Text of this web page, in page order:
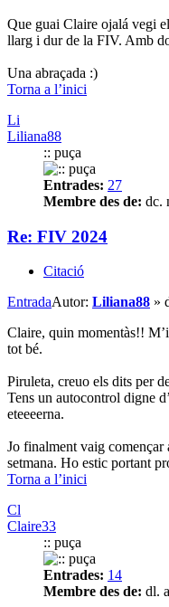
Que guai Claire ojalá vegi
llarg i dur de la FIV. Amb
Una abraçada :)
Torna a l’inici
Li
Liliana88
:: puça
Entrades: 27
Membre des de: dc.
Re: FIV 2024
Citació
EntradaAutor: Liliana88 »
Claire, quin momentàs!!
tot bé.
Piruleta, creuo els dits per
Tens un autocontrol digne
eteeeerna.
Jo finalment vaig començar
setmana. Ho estic portant
Torna a l’inici
Cl
Claire33
:: puça
Entrades: 14
Membre des de: dl.